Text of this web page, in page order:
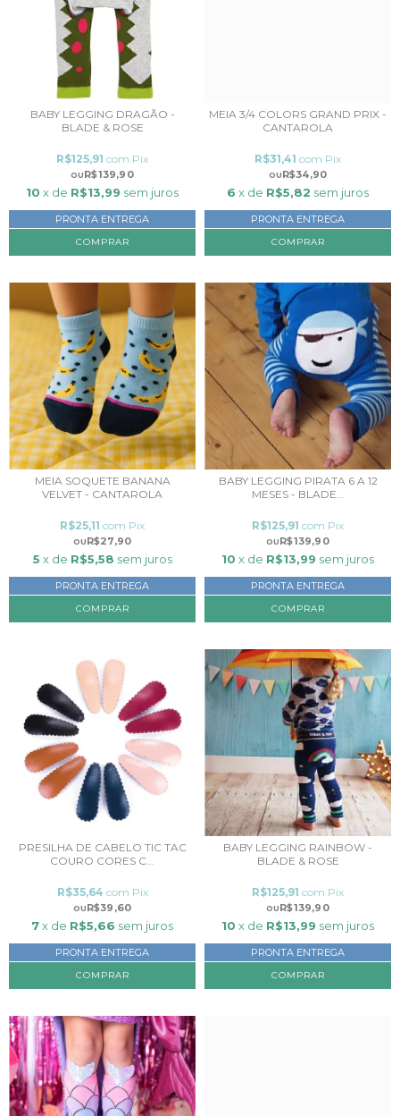
BABY LEGGING DRAGÃO -
BLADE & ROSE
R$139,90
R$125,91 com Pix
10 x de R$13,99 sem juros
PRONTA ENTREGA
COMPRAR
MEIA 3/4 COLORS GRAND PRIX -
CANTAROLA
R$34,90
R$31,41 com Pix
6 x de R$5,82 sem juros
PRONTA ENTREGA
COMPRAR
MEIA SOQUETE BANANA
VELVET - CANTAROLA
R$27,90
R$25,11 com Pix
5 x de R$5,58 sem juros
PRONTA ENTREGA
COMPRAR
BABY LEGGING PIRATA 6 A 12
MESES - BLADE...
R$139,90
R$125,91 com Pix
10 x de R$13,99 sem juros
PRONTA ENTREGA
PRESILHA DE CABELO TIC TAC
COURO CORES C...
R$39,60
R$35,64 com Pix
7x de R$5,66 sem juros
PRONTA ENTREGA
COMPRAR
BABY LEGGING RAINBOW -
BLADE & ROSE
R$139,90
R$125,91 com Pix
10 x de R$13,99 sem juros
PRONTA ENTREGA
COMPRAR